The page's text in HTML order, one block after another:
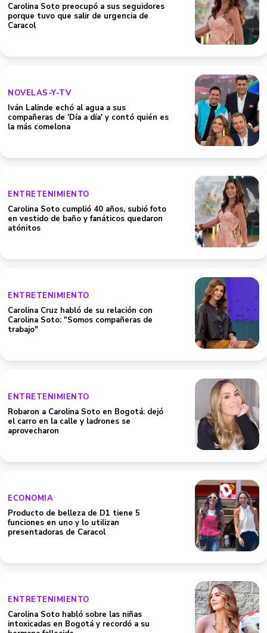
Carolina Soto preocupó a sus seguidores
porque tuvo que salir de urgencia de
Caracol
NOVELAS-Y-TV
Iván Lalinde echó al agua a sus
compañeras de 'Día a día' y contó quién es
la más comelona
ENTRETENIMIENTO
Carolina Soto cumplió 40 años, subió foto
en vestido de baño y fanáticos quedaron
atónitos
ENTRETENIMIENTO
Carolina Cruz habló de su relación con
Carolina Soto: "Somos compañeras de
trabajo"
ENTRETENIMIENTO
Robaron a Carolina Soto en Bogotá: dejó
el carro en la calle y ladrones se
aprovecharon
ECONOMIA
Producto de belleza de D1 tiene 5
funciones en uno y lo utilizan
presentadoras de Caracol
ENTRETENIMIENTO
Carolina Soto habló sobre las niñas
intoxicadas en Bogotá y recordó a su